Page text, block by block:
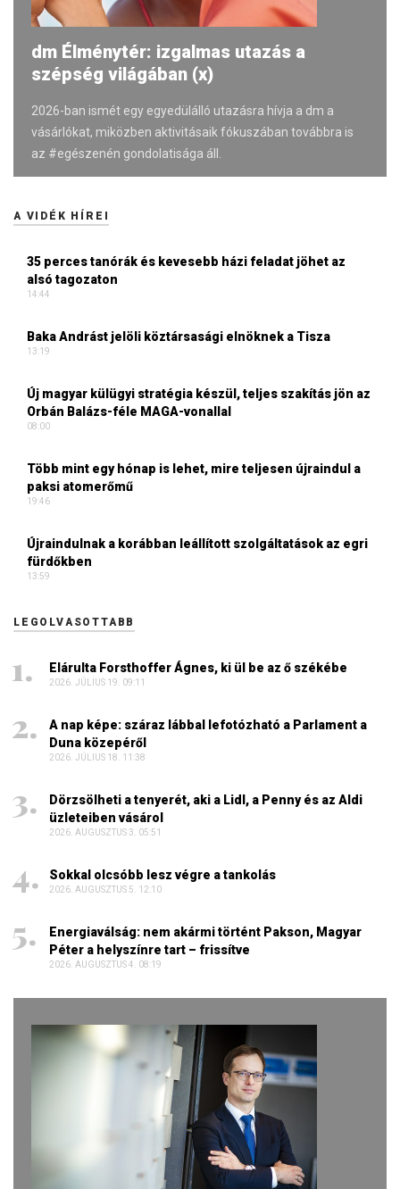
dm Élménytér: izgalmas utazás a
szépség világában (x)
2026-ban ismét egy egyedülálló utazásra hívja a dm a
vásárlókat, miközben aktivitásaik fókuszában továbbra is
az #egészenén gondolatisága áll.
A VIDÉK HÍREI
35 perces tanórák és kevesebb házi feladat jöhet az
alsó tagozaton
14:44
Baka Andrást jelöli köztársasági elnöknek a Tisza
13:19
Új magyar külügyi stratégia készül, teljes szakítás jön az
Orbán Balázs-féle MAGA-vonallal
08:00
Több mint egy hónap is lehet, mire teljesen újraindul a
paksi atomerőmű
19:46
Újraindulnak a korábban leállított szolgáltatások az egri
fürdőkben
13:59
LEGOLVASOTTABB
Elárulta Forsthoffer Ágnes, ki ül be az ő székébe
2026. JÚLIUS 19. 09:11
A nap képe: száraz lábbal lefotózható a Parlament a
Duna közepéről
2026. JÚLIUS 18. 11:38
Dörzsölheti a tenyerét, aki a Lidl, a Penny és az Aldi
üzleteiben vásárol
2026. AUGUSZTUS 3. 05:51
Sokkal olcsóbb lesz végre a tankolás
2026. AUGUSZTUS 5. 12:10
Energiaválság: nem akármi történt Pakson, Magyar
Péter a helyszínre tart – frissítve
2026. AUGUSZTUS 4. 08:19